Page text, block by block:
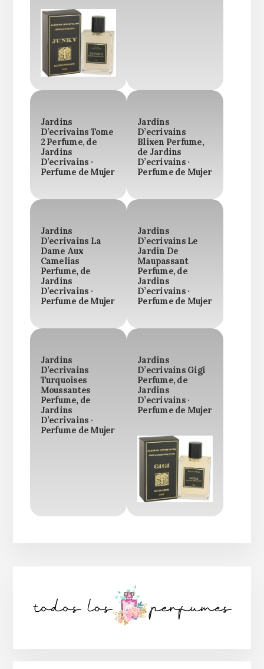
Jardins
D’ecrivains Tome
2 Perfume, de
Jardins
D’ecrivains ·
Perfume de Mujer
Jardins
D’ecrivains
Blixen Perfume,
de Jardins
D’ecrivains ·
Perfume de Mujer
Jardins
D’ecrivains La
Dame Aux
Camelias
Perfume, de
Jardins
D’ecrivains ·
Perfume de Mujer
Jardins
D’ecrivains Le
Jardin De
Maupassant
Perfume, de
Jardins
D’ecrivains ·
Perfume de Mujer
Jardins
D’ecrivains
Turquoises
Moussantes
Perfume, de
Jardins
D’ecrivains ·
Perfume de Mujer
Jardins
D’ecrivains Gigi
Perfume, de
Jardins
D’ecrivains ·
Perfume de Mujer
lateral